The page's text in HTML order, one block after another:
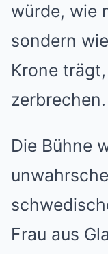
würde, wie
sondern
Krone
zerbrechen.
Die Bühne
Frau aus